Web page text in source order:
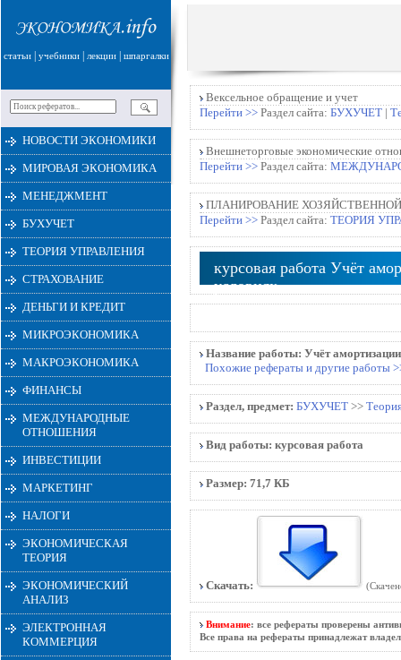
статьи| учебники| лекции| шпаргалки
НОВОСТИ ЭКОНОМИКИ
МИРОВАЯ ЭКОНОМИКА
МЕНЕДЖМЕНТ
БУХУЧЕТ
ТЕОРИЯ УПРАВЛЕНИЯ
СТРАХОВАНИЕ
ДЕНЬГИ И КРЕДИТ
МИКРОЭКОНОМИКА
МАКРОЭКОНОМИКА
ФИНАНСЫ
МЕЖДУНАРОДНЫЕ
ОТНОШЕНИЯ
ИНВЕСТИЦИИ
МАРКЕТИНГ
НАЛОГИ
ЭКОНОМИЧЕСКАЯ
ТЕОРИЯ
ЭКОНОМИЧЕСКИЙ
АНАЛИЗ
ЭЛЕКТРОННАЯ
КОММЕРЦИЯ
Вексельное обращение и учет
Перейти >> Раздел сайта: БУХУЧЕТ |
Внешнеторговые экономические
Перейти >> Раздел сайта:
ПЛАНИРОВАНИЕ
Перейти >> Раздел сайта: ТЕОРИЯ
курсовая работа Учёт
условиях
Название работы: Учёт
Похожие рефераты и другие работы
Раздел, предмет: БУХУЧЕТ >>
Вид работы: курсовая работа
Размер: 71,7 КБ
Скачать:
Внимание: все рефераты проверены
Все права на рефераты принадлежат